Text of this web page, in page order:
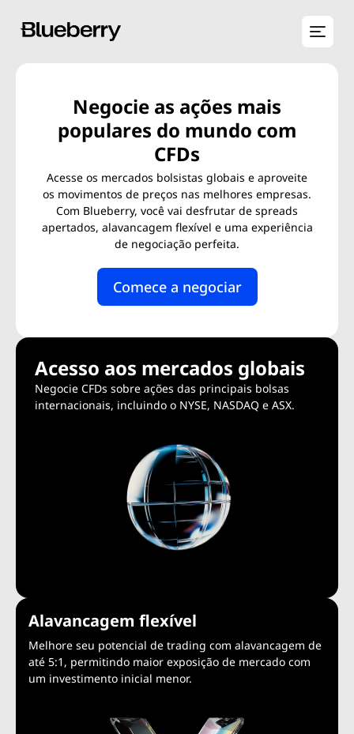
Negocie as ações mais
populares do mundo com
CFDs
Acesse os mercados bolsistas globais e aproveite
os movimentos de preços nas melhores empresas.
Com Blueberry, você vai desfrutar de spreads
apertados, alavancagem flexível e uma experiência
de negociação perfeita.
Comece a negociar
Acesso aos mercados globais
Negocie CFDs sobre ações das principais bolsas
internacionais, incluindo o NYSE, NASDAQ e ASX.
Alavancagem flexível
Melhore seu potencial de trading com alavancagem de
até 5:1, permitindo maior exposição de mercado com
um investimento inicial menor.